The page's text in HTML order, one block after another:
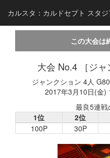
カルスタ：カルドセプト スタジ
この大会は
大会 No.4 ［ジャ
ジャンクション 4人
2017年3月10日(金)
最良5連
1位
2位
100P
30P